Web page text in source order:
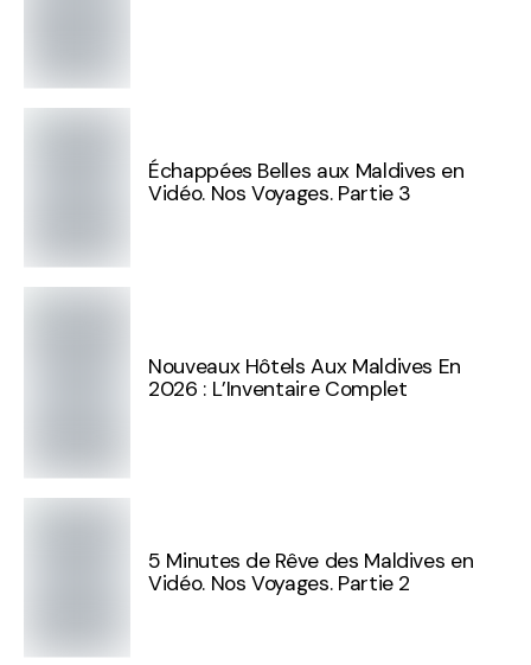
Échappées Belles aux Maldives en
Vidéo. Nos Voyages. Partie 3
Nouveaux Hôtels Aux Maldives En
2026 : L’Inventaire Complet
5 Minutes de Rêve des Maldives en
Vidéo. Nos Voyages. Partie 2